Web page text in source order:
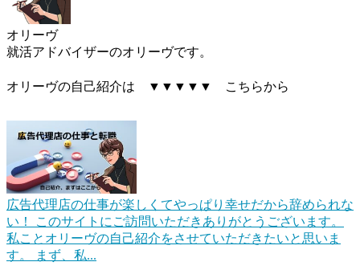
オリーヴ
就活アドバイザーのオリーヴです。
オリーヴの自己紹介は ▼▼▼▼▼ こちらから
広告代理店の仕事が楽しくてやっぱり幸せだから辞められな
い！
このサイトにご訪問いただきありがとうございます。
私ことオリーヴの自己紹介をさせていただきたいと思いま
す。 まず、私...